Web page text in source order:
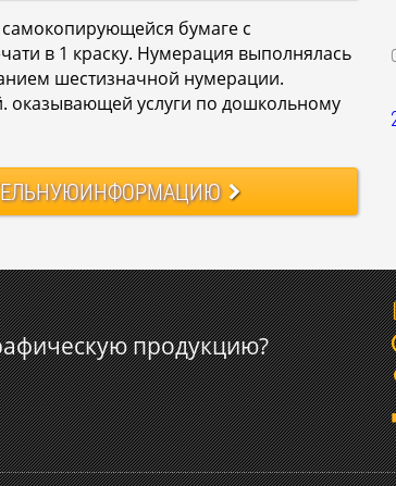
бумаге с
в 1 краску. Нумерация выполнялась
шестизначной нумерации.
оказывающей услуги по дошкольному
ИНФОРМАЦИЮ
продукцию?